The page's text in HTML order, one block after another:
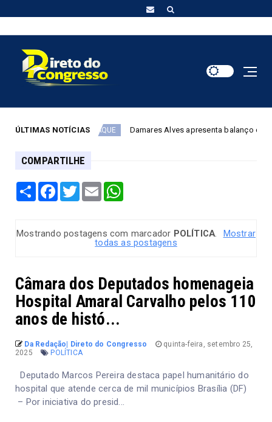
ÚLTIMAS NOTÍCIAS
DESTAQUE Damares Alves apresenta balanço dos trabalhos da
COMPARTILHE
Share Facebook
TwitterEmail
Mostrando postagens com marcador POLÍTICA.
Mostrar
todas as postagens
Câmara dos Deputados homenageia
Hospital Amaral Carvalho pelos 110
anos de histó...
Da Redação| Direto do Congresso
quinta-feira, setembro 25,
2025
POLÍTICA
Deputado Marcos Pereira destaca papel humanitário do
hospital que atende cerca de mil municípios Brasília (DF)
– Por iniciativa do presid...